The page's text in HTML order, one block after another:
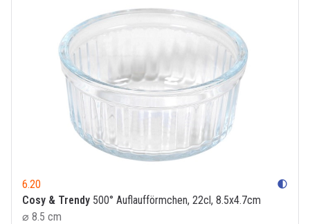
6.20 contrast
Cosy & Trendy 500° Auflaufförmchen, 22cl, 8.5x4.7cm
⌀ 8.5 cm